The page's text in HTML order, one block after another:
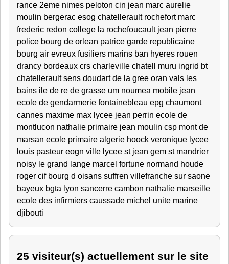
rance 2eme nimes peloton cin jean marc aurelie
moulin bergerac esog chatellerault rochefort marc
frederic redon college la rochefoucault jean pierre
police bourg de orlean patrice garde republicaine
bourg air evreux fusiliers marins ban hyeres rouen
drancy bordeaux crs charleville chatell muru ingrid bt
chatellerault sens doudart de la gree oran vals les
bains ile de re de grasse um noumea mobile jean
ecole de gendarmerie fontainebleau epg chaumont
cannes maxime max lycee jean perrin ecole de
montlucon nathalie primaire jean moulin csp mont de
marsan ecole primaire algerie hoock veronique lycee
louis pasteur eogn ville lycee st jean gem st mandrier
noisy le grand lange marcel fortune normand houde
roger cif bourg d oisans suffren villefranche sur saone
bayeux bgta lyon sancerre cambon nathalie marseille
ecole des infirmiers caussade michel unite marine
djibouti
25 visiteur(s) actuellement sur le site